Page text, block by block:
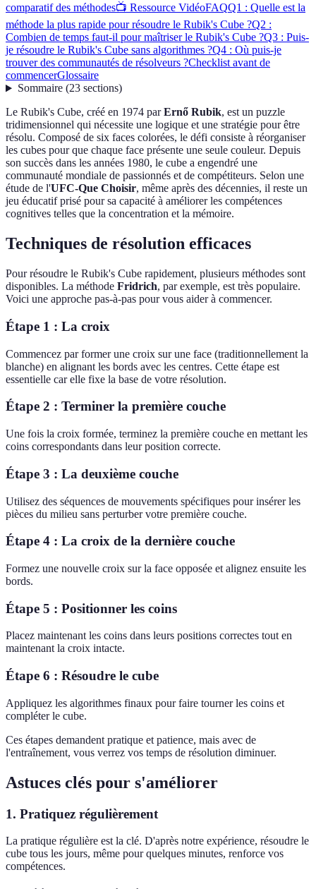
comparatif des méthodes📺 Ressource VidéoFAQQ1 : Quelle est la
méthode la plus rapide pour résoudre le Rubik's Cube ?Q2 :
Combien de temps faut-il pour maîtriser le Rubik's Cube ?Q3 : Puis-
je résoudre le Rubik's Cube sans algorithmes ?Q4 : Où puis-je
trouver des communautés de résolveurs ?Checklist avant de
commencerGlossaire
Sommaire(23 sections)
Le Rubik's Cube, créé en 1974 parErnő Rubik, est un puzzle
tridimensionnel qui nécessite une logique et une stratégie pour être
résolu. Composé de six faces colorées, le défi consiste à réorganiser
les cubes pour que chaque face présente une seule couleur. Depuis
son succès dans les années 1980, le cube a engendré une
communauté mondiale de passionnés et de compétiteurs. Selon une
étude de l'UFC-Que Choisir, même après des décennies, il reste un
jeu éducatif prisé pour sa capacité à améliorer les compétences
cognitives telles que la concentration et la mémoire.
Techniques de résolution efficaces
Pour résoudre le Rubik's Cube rapidement, plusieurs méthodes sont
disponibles. La méthode Fridrich, par exemple, est très populaire.
Voici une approche pas-à-pas pour vous aider à commencer.
Étape 1 : La croix
Commencez par former une croix sur une face (traditionnellement la
blanche) en alignant les bords avec les centres. Cette étape est
essentielle car elle fixe la base de votre résolution.
Étape 2 : Terminer la première couche
Une fois la croix formée, terminez la première couche en mettant les
coins correspondants dans leur position correcte.
Étape 3 : La deuxième couche
Utilisez des séquences de mouvements spécifiques pour insérer les
pièces du milieu sans perturber votre première couche.
Étape 4 : La croix de la dernière couche
Formez une nouvelle croix sur la face opposée et alignez ensuite les
bords.
Étape 5 : Positionner les coins
Placez maintenant les coins dans leurs positions correctes tout en
maintenant la croix intacte.
Étape 6 : Résoudre le cube
Appliquez les algorithmes finaux pour faire tourner les coins et
compléter le cube.
Ces étapes demandent pratique et patience, mais avec de
l'entraînement, vous verrez vos temps de résolution diminuer.
Astuces clés pour s'améliorer
1. Pratiquez régulièrement
La pratique régulière est la clé. D'après notre expérience, résoudre le
cube tous les jours, même pour quelques minutes, renforce vos
compétences.